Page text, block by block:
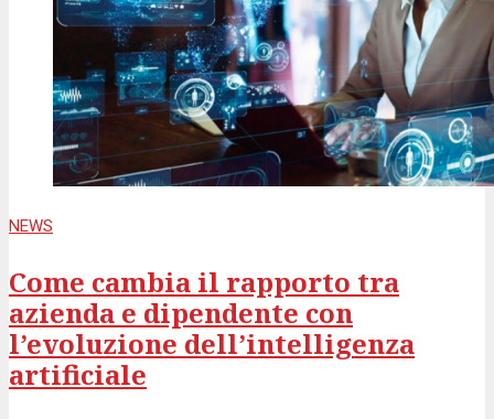
NEWS
Come cambia il rapporto tra
azienda e dipendente con
l’evoluzione dell’intelligenza
artificiale